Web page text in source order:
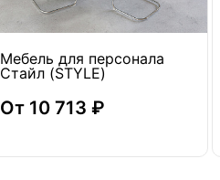
Мебель для персонала
Стайл (STYLE)
От 10 713 ₽